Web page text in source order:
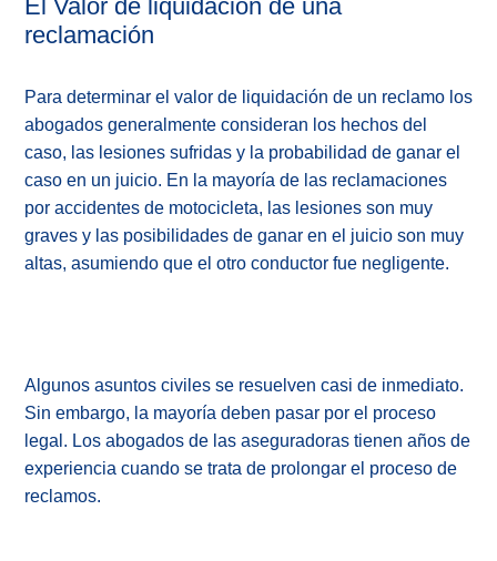
El Valor de liquidación de una
reclamación
Para determinar el valor de liquidación de un reclamo los
abogados generalmente consideran los hechos del
caso, las lesiones sufridas y la probabilidad de ganar el
caso en un juicio. En la mayoría de las reclamaciones
por accidentes de motocicleta, las lesiones son muy
graves y las posibilidades de ganar en el juicio son muy
altas, asumiendo que el otro conductor fue negligente.
Algunos asuntos civiles se resuelven casi de inmediato.
Sin embargo, la mayoría deben pasar por el proceso
legal. Los abogados de las aseguradoras tienen años de
experiencia cuando se trata de prolongar el proceso de
reclamos.